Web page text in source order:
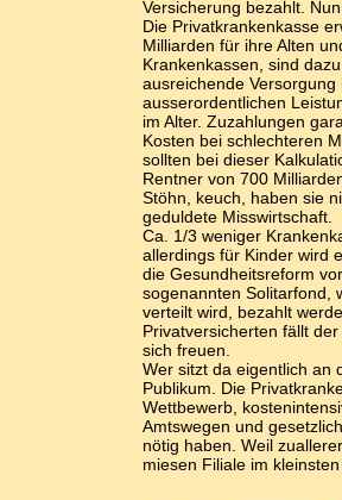
Versicherung bezahlt.
Die Privatkrankenkasse
Milliarden für ihre Alten
Krankenkassen, sind
ausreichende
ausserordentlichen
im Alter. Zuzahlungen
Kosten bei schlechteren
sollten bei dieser
Rentner von 700
Stöhn, keuch, haben sie
geduldete Misswirtschaft.
Ca. 1/3 weniger
allerdings für Kinder wird
die Gesundheitsreform
sogenannten Solitarfond,
verteilt wird, bezahlt
Privatversicherten fällt
sich freuen.
Wer sitzt da eigentlich an
Publikum. Die
Wettbewerb,
Amtswegen und
nötig haben. Weil
miesen Filiale im